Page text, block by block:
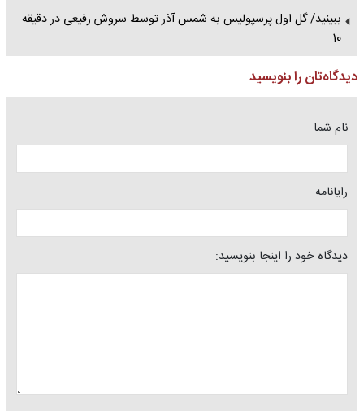
ببینید/ گل اول پرسپولیس به شمس آذر توسط سروش رفیعی در دقیقه
10
دیدگاه‌تان را بنویسید
نام شما
رایانامه
دیدگاه خود را اینجا بنویسید: